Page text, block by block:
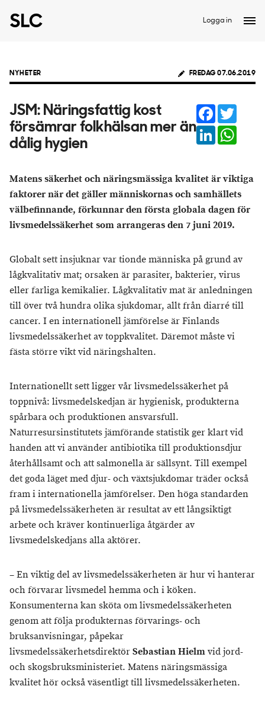
Logga in
NYHETER FREDAG 07.06.2019
JSM: Näringsfattig kost
försämrar folkhälsan mer än
dålig hygien
Facebook
LinkedIn
Matens säkerhet och näringsmässiga kvalitet är viktiga
faktorer när det gäller människornas och samhällets
välbefinnande, förkunnar den första globala dagen för
livsmedelssäkerhet som arrangeras den 7 juni 2019.
Globalt sett insjuknar var tionde människa på grund av
lågkvalitativ mat; orsaken är parasiter, bakterier, virus
eller farliga kemikalier. Lågkvalitativ mat är anledningen
till över två hundra olika sjukdomar, allt från diarré till
cancer. I en internationell jämförelse är Finlands
livsmedelssäkerhet av toppkvalitet. Däremot måste vi
fästa större vikt vid näringshalten.
Internationellt sett ligger vår livsmedelssäkerhet på
toppnivå: livsmedelskedjan är hygienisk, produkterna
spårbara och produktionen ansvarsfull.
Naturresursinstitutets jämförande statistik ger klart vid
handen att vi använder antibiotika till produktionsdjur
återhållsamt och att salmonella är sällsynt. Till exempel
det goda läget med djur- och växtsjukdomar träder också
fram i internationella jämförelser. Den höga standarden
på livsmedelssäkerheten är resultat av ett långsiktigt
arbete och kräver kontinuerliga åtgärder av
livsmedelskedjans alla aktörer.
– En viktig del av livsmedelssäkerheten är hur vi hanterar
och förvarar livsmedel hemma och i köken.
Konsumenterna kan sköta om livsmedelssäkerheten
genom att följa produkternas förvarings- och
bruksanvisningar, påpekar
livsmedelssäkerhetsdirektörSebastian Hielmvid jord-
och skogsbruksministeriet. Matens näringsmässiga
kvalitet hör också väsentligt till livsmedelssäkerheten.